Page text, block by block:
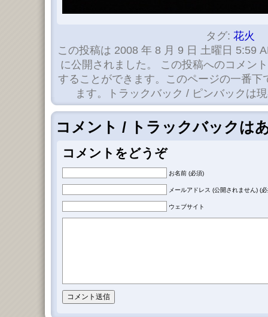
タグ: 花火
この投稿は 2008 年 8 月 9 日 土曜日 5:59
に公開されました。 この投稿へのコメン
することができます。このページの一番下
ます。トラックバック / ピンバックは
コメント / トラックバックは
コメントをどうぞ
お名前 (必須)
メールアドレス (公開されません) (
ウェブサイト